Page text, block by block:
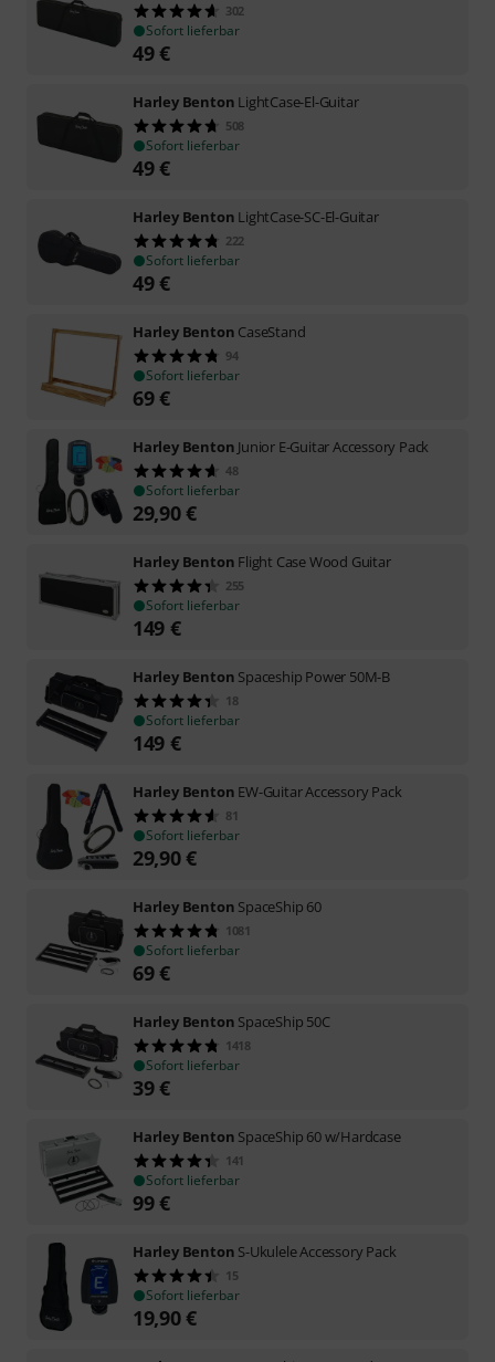
302
Sofort lieferbar
49€
Harley Benton LightCase-El-Guitar
508
Sofort lieferbar
49€
Harley Benton LightCase-SC-El-Guitar
222
Sofort lieferbar
49€
Harley Benton CaseStand
94
Sofort lieferbar
69€
Harley Benton Junior E-Guitar Accessory Pack
48
Sofort lieferbar
29,90€
Harley Benton Flight Case Wood Guitar
255
Sofort lieferbar
149 €
Harley Benton Spaceship Power 50M-B
18
Sofort lieferbar
149 €
Harley Benton EW-Guitar Accessory Pack
81
Sofort lieferbar
29,90€
Harley Benton SpaceShip 60
1081
Sofort lieferbar
69€
Harley Benton SpaceShip 50C
1418
Sofort lieferbar
39€
Harley Benton SpaceShip 60 w/Hardcase
141
Sofort lieferbar
99€
Harley Benton S-Ukulele Accessory Pack
15
Sofort lieferbar
19,90€